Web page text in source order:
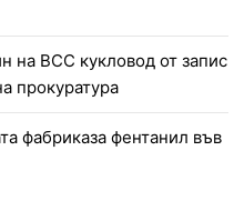
на ВСС кукловод от запис
прокуратура
фабриказа фентанил във